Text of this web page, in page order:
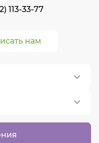
нам
113-33-77